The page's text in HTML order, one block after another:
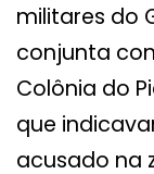
militares do
conjunta
Colônia do
que
acusado na